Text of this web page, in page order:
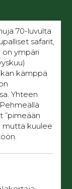
70-luvulta
safarit,
on ympäri
kämppä
Yhteen
”pimeään
mutta kuulee